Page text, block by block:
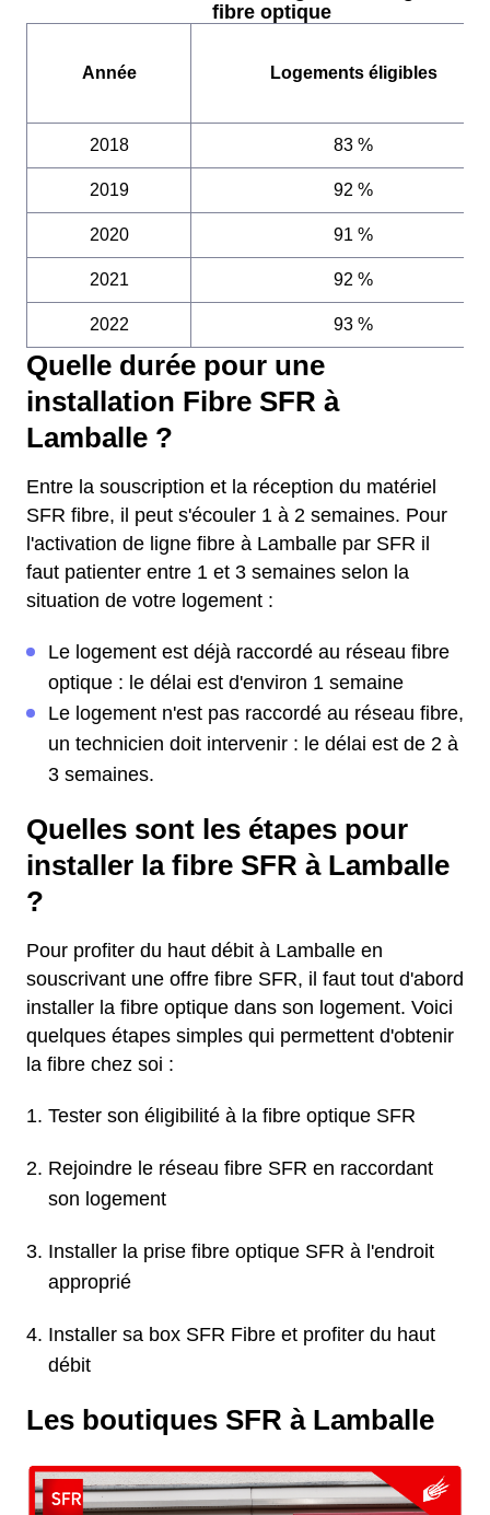
fibre optique
Année Logements éligibles
2018 83 %
2019 92 %
2020 91 %
2021 92 %
2022 93 %
Quelle durée pour une
installation Fibre SFR à
Lamballe ?
Entre la souscription et la réception du matériel
SFR fibre, il peut s'écouler 1 à 2 semaines. Pour
l'activation de ligne fibre à Lamballe par SFR il
faut patienter entre 1 et 3 semaines selon la
situation de votre logement :
Le logement est déjà raccordé au réseau fibre
optique : le délai est d'environ 1 semaine
Le logement n'est pas raccordé au réseau fibre,
un technicien doit intervenir : le délai est de 2 à
3 semaines.
Quelles sont les étapes pour
installer la fibre SFR à Lamballe
?
Pour profiter du haut débit à Lamballe en
souscrivant une offre fibre SFR, il faut tout d'abord
installer la fibre optique dans son logement. Voici
quelques étapes simples qui permettent d'obtenir
la fibre chez soi :
Tester son éligibilité à la fibre optique SFR
Rejoindre le réseau fibre SFR en raccordant
son logement
Installer la prise fibre optique SFR à l'endroit
approprié
Installer sa box SFR Fibre et profiter du haut
débit
Les boutiques SFR à Lamballe